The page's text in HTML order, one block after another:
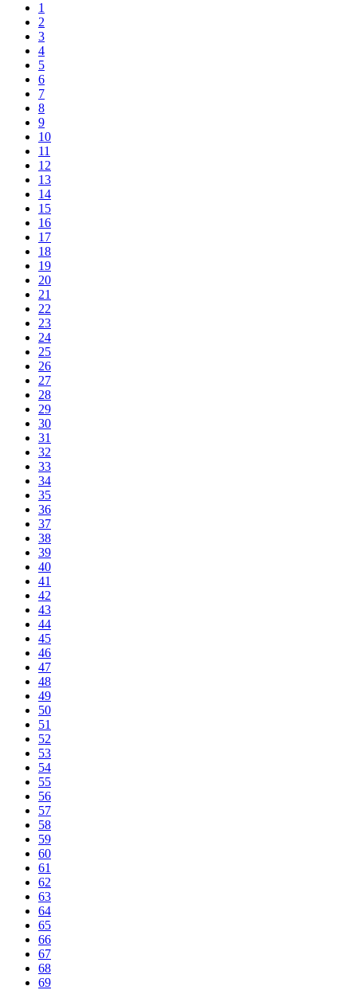
1
2
3
4
5
6
7
8
9
10
11
12
13
14
15
16
17
18
19
20
21
22
23
24
25
26
27
28
29
30
31
32
33
34
35
36
37
38
39
40
41
42
43
44
45
46
47
48
49
50
51
52
53
54
55
56
57
58
59
60
61
62
63
64
65
66
67
68
69